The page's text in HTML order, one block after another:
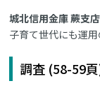
城北信用金庫 蕨支
子育て世代にも運
調査 (58-59